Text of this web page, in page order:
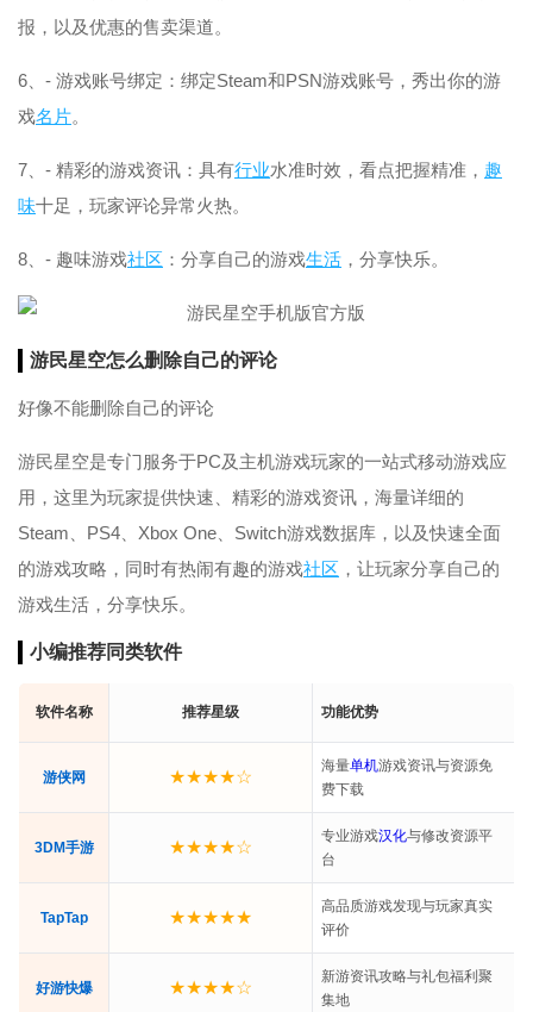
报，以及优惠的售卖渠道。
6、- 游戏账号绑定：绑定Steam和PSN游戏账号，秀出你的游
戏名片。
7、- 精彩的游戏资讯：具有行业水准时效，看点把握精准， 趣
味十足，玩家评论异常火热。
8、- 趣味游戏社区 ：分享自己的游戏生活 ，分享快乐。
游民星空怎么删除自己的评论
好像不能删除自己的评论
游民星空是专门服务于PC及主机游戏玩家的一站式移动游戏应
用，这里为玩家提供快速、精彩的游戏资讯，海量详细的
Steam、PS4、Xbox One、Switch游戏数据库，以及快速全面
的游戏攻略，同时有热闹有趣的游戏社区 ，让玩家分享自己的
游戏生活，分享快乐。
小编推荐同类软件
软件名称 推荐星级 功能优势
游侠网 ★★★★☆
海量单机游戏资讯与资源免
费下载
3DM手游 ★★★★☆
专业游戏汉化与修改资源平
台
TapTap ★★★★★
高品质游戏发现与玩家真实
评价
好游快爆 ★★★★☆
新游资讯攻略与礼包福利聚
集地